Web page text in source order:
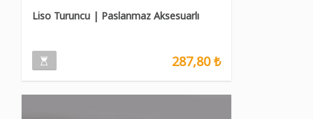
Liso Turuncu | Paslanmaz Aksesuarlı
287,80 ₺